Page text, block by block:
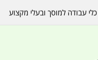
כלי עבודה למוסך ובעלי מקצוע